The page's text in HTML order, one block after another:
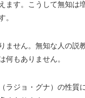
ます。こうして無知は
。
ません。無知な人の説
何もありません。
ラジョ・グナ）の性質